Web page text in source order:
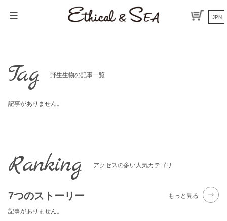
JPN
Tag 野生生物の記事一覧
記事がありません。
Ranking アクセスの多い人気カテゴリ
7つのストーリー もっと見る
記事がありません。